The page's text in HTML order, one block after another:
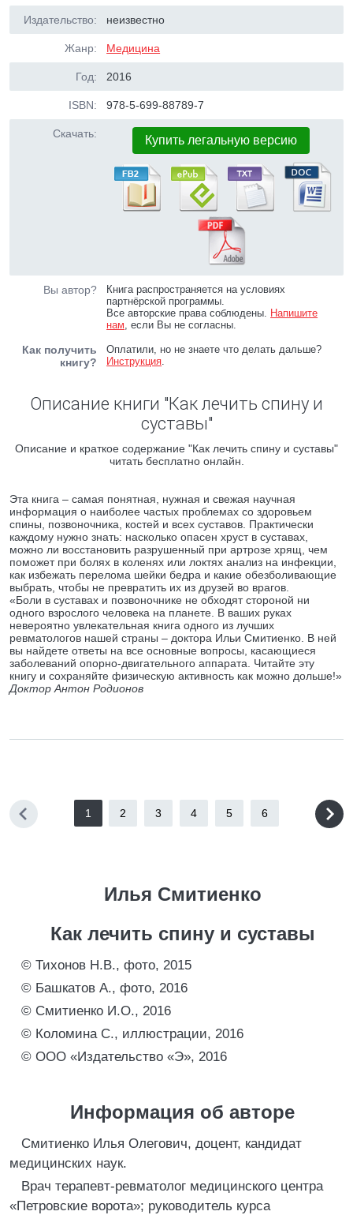
Издательство: неизвестно
Жанр: Медицина
Год: 2016
ISBN: 978-5-699-88789-7
Скачать: Купить легальную версию
Вы автор?
Книга распространяется на условиях
партнёрской программы.
Все авторские права соблюдены. Напишите
нам, если Вы не согласны.
Как получить
книгу?
Оплатили, но не знаете что делать дальше?
Инструкция.
Описание книги "Как лечить спину и
суставы"
Описание и краткое содержание "Как лечить спину и суставы"
читать бесплатно онлайн.
Эта книга – самая понятная, нужная и свежая научная
информация о наиболее частых проблемах со здоровьем
спины, позвоночника, костей и всех суставов. Практически
каждому нужно знать: насколько опасен хруст в суставах,
можно ли восстановить разрушенный при артрозе хрящ, чем
поможет при болях в коленях или локтях анализ на инфекции,
как избежать перелома шейки бедра и какие обезболивающие
выбрать, чтобы не превратить их из друзей во врагов.
«Боли в суставах и позвоночнике не обходят стороной ни
одного взрослого человека на планете. В ваших руках
невероятно увлекательная книга одного из лучших
ревматологов нашей страны – доктора Ильи Смитиенко. В ней
вы найдете ответы на все основные вопросы, касающиеся
заболеваний опорно-двигательного аппарата. Читайте эту
книгу и сохраняйте физическую активность как можно дольше!»
Доктор Антон Родионов
1 2 3 4 5 6
Илья Смитиенко
Как лечить спину и суставы
© Тихонов Н.В., фото, 2015
© Башкатов А., фото, 2016
© Смитиенко И.О., 2016
© Коломина С., иллюстрации, 2016
© ООО «Издательство «Э», 2016
Информация об авторе
Смитиенко Илья Олегович, доцент, кандидат
медицинских наук.
Врач терапевт-ревматолог медицинского центра
«Петровские ворота»; руководитель курса